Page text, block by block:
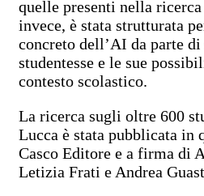
quelle presenti nella
invece, è stata strutturata
concreto dell’AI da parte
studentesse e le sue
contesto scolastico.
La ricerca sugli oltre 600
Lucca è stata pubblicata in
Casco Editore e a firma di
Letizia Frati e Andrea